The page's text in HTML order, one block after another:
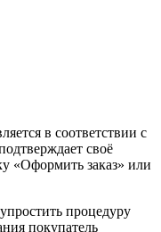
в соответствии с
своё
«Оформить заказ» или
процедуру
покупатель